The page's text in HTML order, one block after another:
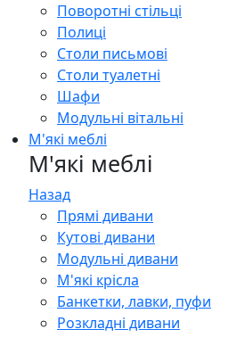
Поворотні стільці
Полиці
Столи письмові
Столи туалетні
Шафи
Модульні вітальні
М'які меблі
М'які меблі
Назад
Прямі дивани
Кутові дивани
Модульні дивани
М'які крісла
Банкетки, лавки, пуфи
Розкладні дивани